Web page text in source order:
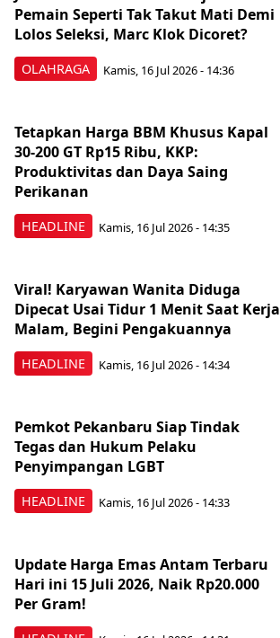
OLAHRAGA
Pemain Seperti Tak Takut Mati Demi
Lolos Seleksi, Marc Klok Dicoret?
Kamis, 16 Jul 2026 - 14:36
HEADLINE
Tetapkan Harga BBM Khusus Kapal
30-200 GT Rp15 Ribu, KKP:
Produktivitas dan Daya Saing
Perikanan
Kamis, 16 Jul 2026 - 14:35
HEADLINE
Viral! Karyawan Wanita Diduga
Dipecat Usai Tidur 1 Menit Saat Kerja
Malam, Begini Pengakuannya
Kamis, 16 Jul 2026 - 14:34
HEADLINE
Pemkot Pekanbaru Siap Tindak
Tegas dan Hukum Pelaku
Penyimpangan LGBT
Kamis, 16 Jul 2026 - 14:33
Update Harga Emas Antam Terbaru
Hari ini 15 Juli 2026, Naik Rp20.000
Per Gram!